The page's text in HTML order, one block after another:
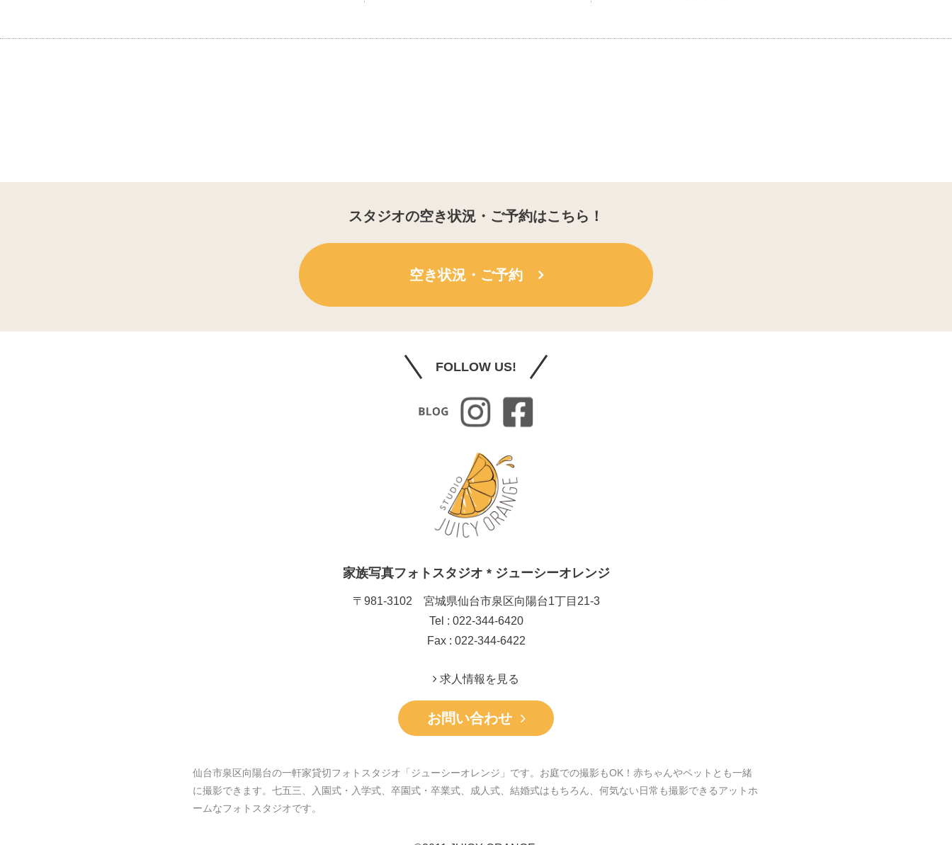
スタジオの空き状況・ご予約はこちら！
空き状況・ご予約
FOLLOW US!
家族写真フォトスタジオ * ジューシーオレンジ
〒981-3102 宮城県仙台市泉区向陽台1丁目21-3
Tel : 022-344-6420
Fax : 022-344-6422
求人情報を見る
お問い合わせ
仙台市泉区向陽台の一軒家貸切フォトスタジオ「ジューシーオレンジ」です。お庭での撮影もOK！赤ちゃんやペットとも一緒
に撮影できます。七五三、入園式・入学式、卒園式・卒業式、成人式、結婚式はもちろん、何気ない日常も撮影できるアットホ
ームなフォトスタジオです。